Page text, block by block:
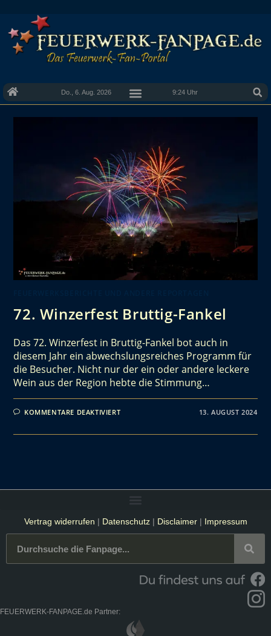
Do., 6. Aug. 2026 9:24 Uhr
72. Winzerfest Bruttig-Fankel
Das 72. Winzerfest in Bruttig-Fankel bot auch in
diesem Jahr ein abwechslungsreiches Programm für
die Besucher. Nicht nur der ein oder andere leckere
Wein aus der Region hebte die Stimmung…
KOMMENTARE DEAKTIVIERT 13. AUGUST 2024
Vertrag widerrufen | Datenschutz| Disclaimer| Impressum
FEUERWERK-FANPAGE.de Partner: